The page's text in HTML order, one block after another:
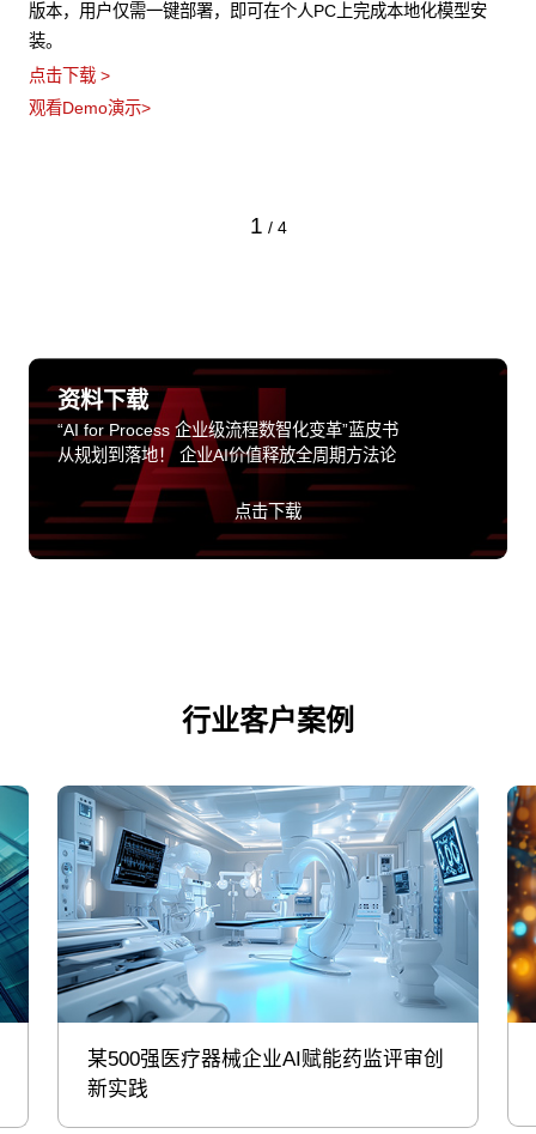
版本，用户仅需一键部署，即可在个人PC上完成本地化模型安
装。
点击下载 >
观看Demo演示>
1 / 4
资料下载
“AI for Process 企业级流程数智化变革”蓝皮书
从规划到落地！ 企业AI价值释放全周期方法论
点击下载
行业客户案例
某500强医疗器械企业AI赋能药监评审创
新实践